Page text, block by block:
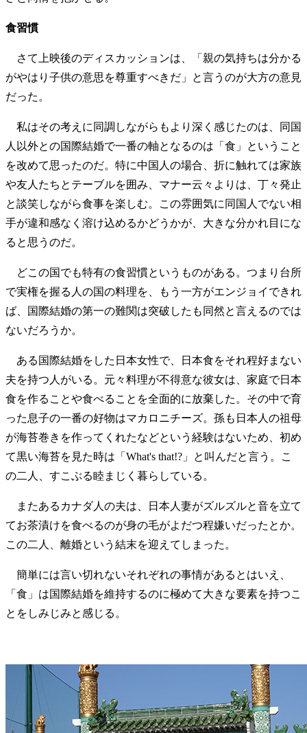
食習慣
さて上映後のディスカッションは、「親の気持ちは分かる
がやはり子供の意思を尊重すべきだ」と言うのが大方の意見
だった。
私はその考えに同調しながらもより深く感じたのは、同国
人以外との国際結婚で一番の軸となるのは「食」ということ
を改めて思ったのだ。特に中国人の場合、折に触れては家族
や友人たちとテーブルを囲み、マナー云々よりは、丁々発止
と談笑しながら食事を楽しむ。この雰囲気に同国人でない相
手が違和感なく溶け込めるかどうかが、大きな分かれ目にな
ると思うのだ。
どこの国でも特有の食習慣というものがある。つまり台所
で実権を握る人の国の料理を、もう一方がエンジョイできれ
ば、国際結婚の第一の難関は突破したも同然と言えるのでは
ないだろうか。
ある国際結婚をした日本女性で、日本食をそれ程好まない
夫を持つ人がいる。元々料理が不得意な彼女は、家庭で日本
食を作ることや食べることを全面的に放棄した。その中で育
った息子の一番の好物はマカロニチーズ。孫も日本人の祖母
が海苔巻きを作ってくれたなどという経験はないため、初め
て黒い海苔を見た時は「What's that!?」と叫んだと言う。こ
の二人、すこぶる睦まじく暮らしている。
またあるカナダ人の夫は、日本人妻がズルズルと音を立て
てお茶漬けを食べるのが身の毛がよだつ程嫌いだったとか。
この二人、離婚という結末を迎えてしまった。
簡単には言い切れないそれぞれの事情があるとはいえ、
「食」は国際結婚を維持するのに極めて大きな要素を持つこ
とをしみじみと感じる。